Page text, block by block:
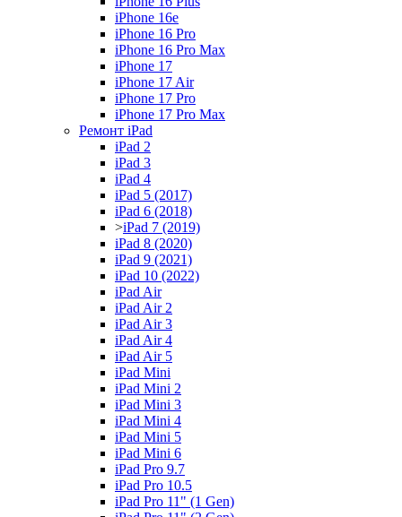
iPhone 16e
iPhone 16 Pro
iPhone 16 Pro Max
iPhone 17
iPhone 17 Air
iPhone 17 Pro
iPhone 17 Pro Max
Ремонт iPad
iPad 2
iPad 3
iPad 4
iPad 5 (2017)
iPad 6 (2018)
>iPad 7 (2019)
iPad 8 (2020)
iPad 9 (2021)
iPad 10 (2022)
iPad Air
iPad Air 2
iPad Air 3
iPad Air 4
iPad Air 5
iPad Mini
iPad Mini 2
iPad Mini 3
iPad Mini 4
iPad Mini 5
iPad Mini 6
iPad Pro 9.7
iPad Pro 10.5
iPad Pro 11" (1 Gen)